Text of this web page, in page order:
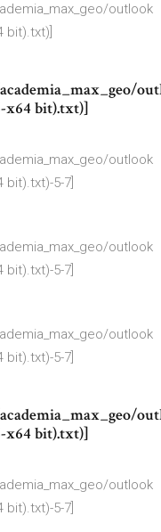
outlook
bit).txt)]
x64 bit).txt)]
outlook
bit).txt)-5-7]
outlook
bit).txt)-5-7]
outlook
bit).txt)-5-7]
x64 bit).txt)]
outlook
bit).txt)-5-7]